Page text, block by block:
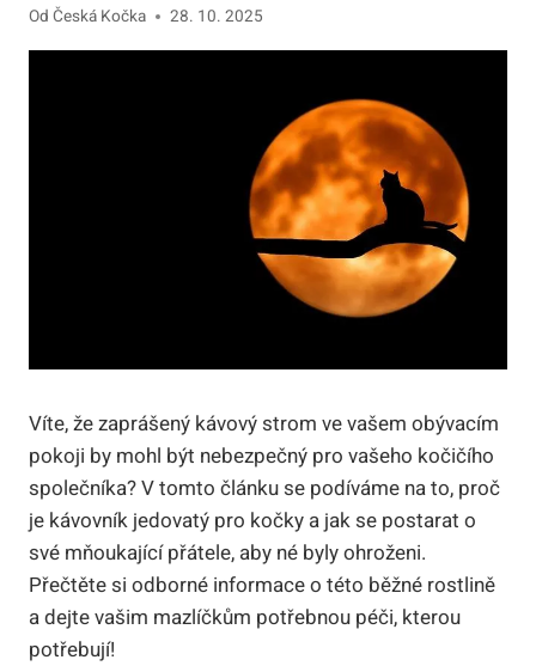
Od Česká Kočka 28. 10. 2025
Víte, že zaprášený kávový strom ve vašem obývacím
pokoji by mohl být nebezpečný pro vašeho kočičího
společníka? V tomto článku se podíváme na to, proč
je kávovník jedovatý pro kočky a jak se postarat o
své mňoukající přátele, aby né byly ohroženi.
Přečtěte si odborné informace o této běžné rostlině
a dejte vašim mazlíčkům potřebnou péči, kterou
potřebují!